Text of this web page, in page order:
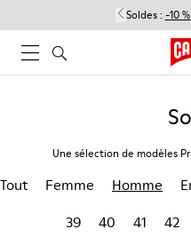
Soldes : -10
Une sélection de modèles
Tout Femme Homme
39
40 41 42